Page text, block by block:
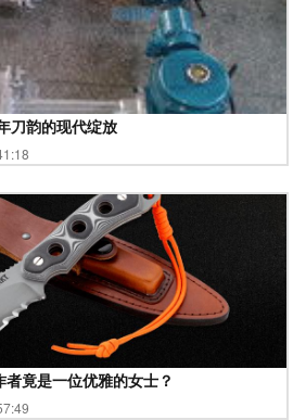
刀韵的现代绽放
竟是一位优雅的女士？